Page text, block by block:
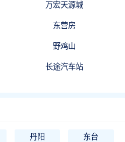
万宏天源城
东营房
野鸡山
长途汽车站
丹阳 东台